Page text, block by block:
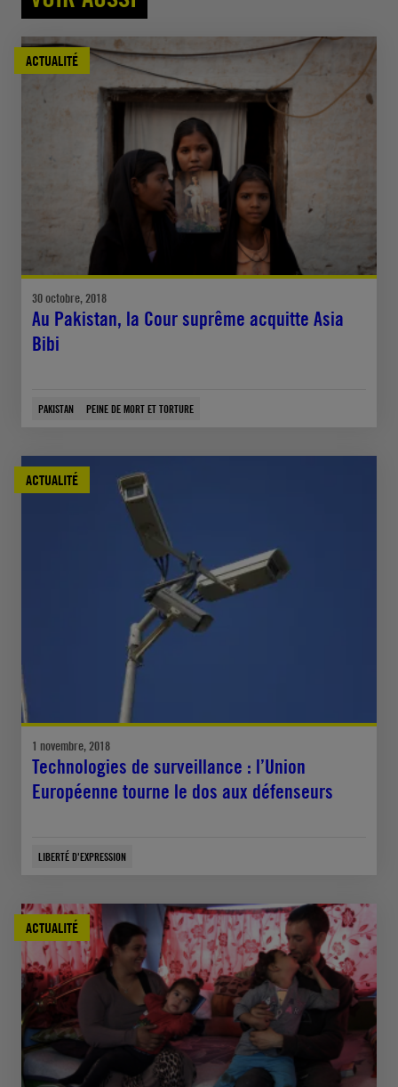
ACTUALITÉ
30 octobre, 2018
Au Pakistan, la Cour suprême acquitte Asia
Bibi
PAKISTAN PEINE DE MORT ET TORTURE
ACTUALITÉ
1 novembre, 2018
Technologies de surveillance : l’Union
Européenne tourne le dos aux défenseurs
LIBERTÉ D'EXPRESSION
ACTUALITÉ